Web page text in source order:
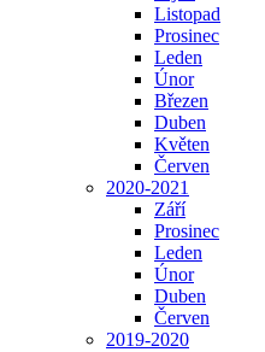
Listopad
Prosinec
Leden
Únor
Březen
Duben
Květen
Červen
2020-2021
Září
Prosinec
Leden
Únor
Duben
Červen
2019-2020